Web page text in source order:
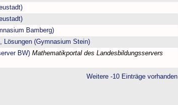
Bamberg)
Lösungen (Gymnasium Stein)
BW) Mathematikportal des Landesbildungsservers
Weitere -10 Einträge vorhanden